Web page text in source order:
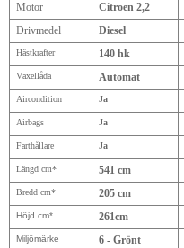
Motor
Citroen 2,2
Drivmedel
Diesel
Hästkrafter 140 hk
Växellåda Automat
Aircondition Ja
Airbags Ja
Farthållare Ja
Längd cm* 541 cm
Bredd cm* 205 cm
Höjd cm* 261cm
Miljömärke 6 - Grönt